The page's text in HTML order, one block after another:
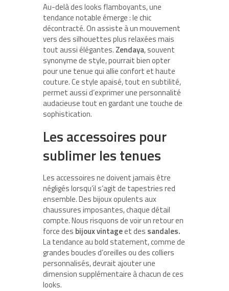
Au-delà des looks flamboyants, une
tendance notable émerge : le chic
décontracté. On assiste à un mouvement
vers des silhouettes plus relaxées mais
tout aussi élégantes. Zendaya, souvent
synonyme de style, pourrait bien opter
pour une tenue qui allie confort et haute
couture. Ce style apaisé, tout en subtilité,
permet aussi d’exprimer une personnalité
audacieuse tout en gardant une touche de
sophistication.
Les accessoires pour
sublimer les tenues
Les accessoires ne doivent jamais être
négligés lorsqu’il s’agit de tapestries red
ensemble. Des bijoux opulents aux
chaussures imposantes, chaque détail
compte. Nous risquons de voir un retour en
force des bijoux vintageet des sandales.
La tendance au bold statement, comme de
grandes boucles d’oreilles ou des colliers
personnalisés, devrait ajouter une
dimension supplémentaire à chacun de ces
looks.